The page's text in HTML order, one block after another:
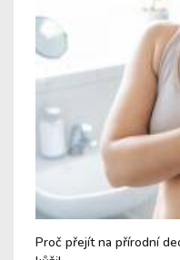
Proč přejít na přírodní